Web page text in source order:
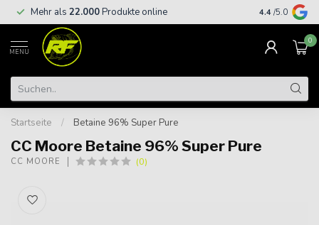
Mehr als 22.000Produkte online Kostenloser
€
4.4 /5.0
MENU
0
Startseite / Betaine 96% Super Pure
CC Moore Betaine 96% Super Pure
CC MOORE (0)